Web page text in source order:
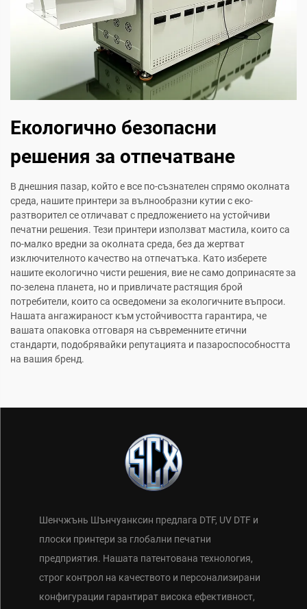
Екологично безопасни
решения за отпечатване
В днешния пазар, който е все по-съзнателен спрямо околната
среда, нашите принтери за вълнообразни кутии с еко-
разтворител се отличават с предложението на устойчиви
печатни решения. Тези принтери използват мастила, които са
по-малко вредни за околната среда, без да жертват
изключителното качество на отпечатъка. Като изберете
нашите екологично чисти решения, вие не само допринасяте за
по-зелена планета, но и привличате растящия брой
потребители, които са осведомени за екологичните въпроси.
Нашата ангажираност към устойчивостта гарантира, че
вашата опаковка отговаря на съвременните етични
стандарти, подобрявайки репутацията и пазароспособността
на вашия бренд.
Шенчжънь Шънчуанксин предлага DTF, UV DTF и
плоски принтери за глобални печатни
предприятия. Нашата патентована технология,
строг контрол на качеството и персонализирани
конфигурации гарантират висока ефективност,